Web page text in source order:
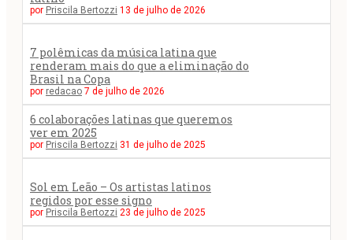
por Priscila Bertozzi 13 de julho de 2026
7 polêmicas da música latina que
renderam mais do que a eliminação do
Brasil na Copa
por redacao 7 de julho de 2026
6 colaborações latinas que queremos
ver em 2025
por Priscila Bertozzi 31 de julho de 2025
Sol em Leão – Os artistas latinos
regidos por esse signo
por Priscila Bertozzi 23 de julho de 2025